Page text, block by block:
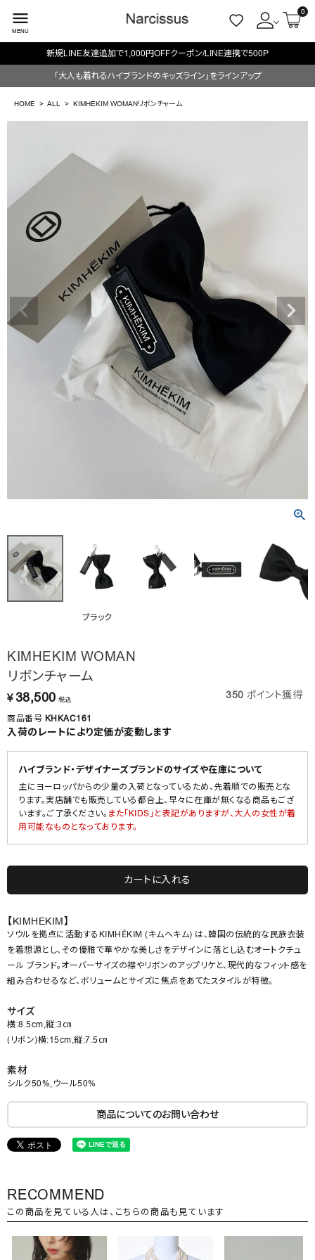
menu
MENU
0
ようこそ ゲスト 様
NEW IN
CATEGORY
OUTLET
RANKING
COMING SOON
はじめてご利用の方へ
お問い合わせ
1,000円OFFクーポン/LINE連携で500P
「大人も着れるハイブランドのキッズライン」をラインアップ
HOME ALL KIMHEKIM WOMANリボンチャーム
ブラック
KIMHEKIM WOMAN
リボンチャーム
¥ 38,500 税込 350 ポイント獲得
商品番号 KHKAC161
入荷のレートにより定価が変動します
ハイブランド・デザイナーズブランドのサイズや在庫について
主にヨーロッパからの少量の入荷となっているため、先着順での販売とな
ります。実店舗でも販売している都合上、早々に在庫が無くなる商品もござ
います。ご了承ください。 また「KIDS」と表記がありますが、大人の女性が着
用可能なものとなっております。
カートに入れる
【KIMHEKIM】
ソウルを拠点に活動するKIMHĒKIM (キムヘキム) は、韓国の伝統的な民族衣装
を着想源とし、その優雅で華やかな美しさをデザインに落とし込むオートクチュ
ール ブランド。オーバーサイズの襟やリボンのアップリケと、現代的なフィット感を
組み合わせるなど、ボリュームとサイズに焦点をあてたスタイルが特徴。
サイズ
横:8.5cm,縦:3㎝
(リボン)横:15cm,縦:7.5㎝
素材
シルク50%,ウール50%
商品についてのお問い合わせ
RECOMMEND
この商品を見ている人は、こちらの商品も見ています